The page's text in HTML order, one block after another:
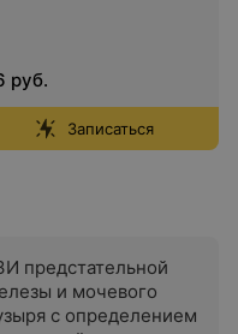
руб.
Записаться
предстательной
и мочевого
с определением